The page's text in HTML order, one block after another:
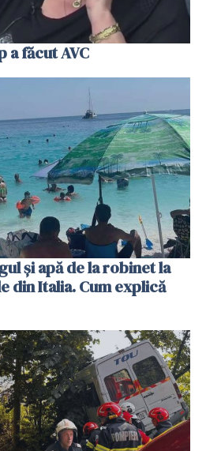
a făcut AVC
și apă de la robinet la
din Italia. Cum explică